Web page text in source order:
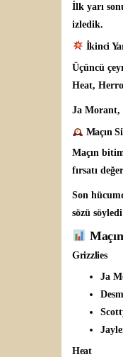
İlk yarı
izledik.
İkinci
Üçüncü
Heat, Herro
Ja Morant,
Maçın
Maçın
fırsatı
Son
sözü
Grizzlies
Ja
Heat